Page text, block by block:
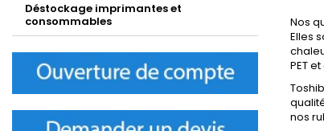
Déstockage imprimantes et
consommables
Nos
Elles
PET
nos